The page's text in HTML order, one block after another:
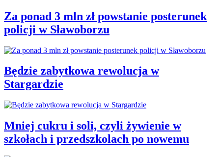
Za ponad 3 mln zł powstanie posterunek
policji w Sławoborzu
Będzie zabytkowa rewolucja w
Stargardzie
Mniej cukru i soli, czyli żywienie w
szkołach i przedszkolach po nowemu